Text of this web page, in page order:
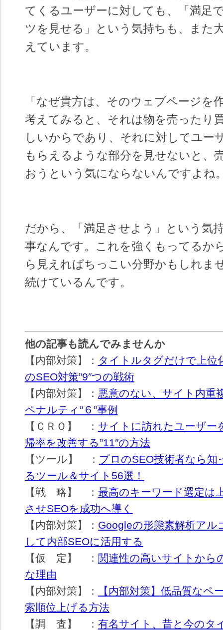
てくるユーザーに対しても、「満足
ツを見せる」という気持ちも、また
えています。
「なぜ貴方は、そのウェブページを
考えてみると、それは物を売ったり
しいからであり、それに対してユー
もらえるような部分を見せないと、
おうという気にならないんですよね
だから、「満足させよう」という気
事なんです。これを強くもってるか
ら見えればちっこい分野かもしれま
続けているんです。
他の記事も読んでみませんか
【内部対策】： タイトルタグだけで上位
のSEO対策”9″つの戦術
【内部対策】： 悪意のない、サイト内重
ペナルティ”６”事例
【ＣＲＯ】 ： サイトに訪れたユーザー
帰率を改善する”11″の方法
【ツール】 ： プロのSEO技術者なら知
るツール＆サイト56選！
【戦 略】 ： 最高のキーワード選定は
させSEOを成功へ導く
【内部対策】： Googleの形態素解析アル
して内部SEOに活用する
【仮 定】 ： 関連性の高いサイトから
な理由
【内部対策】：
【内部対策】低品質なペ
索順位上げる方法
【調 査】 ： 有名サイト、昔と今のタ